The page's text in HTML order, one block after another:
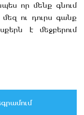
որ մենք գնում
ու դուրս գանք
է մեջբերում